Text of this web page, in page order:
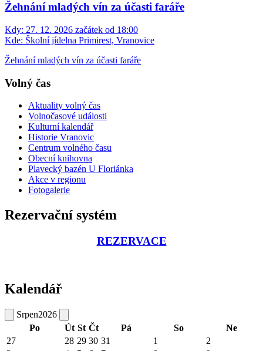
Žehnání mladých vín za účasti faráře
Kdy: 27. 12. 2026 začátek od 18:00
Kde: Školní jídelna Primirest, Vranovice
Žehnání mladých vín za účasti faráře
Volný čas
Aktuality volný čas
Volnočasové události
Kulturní kalendář
Historie Vranovic
Centrum volného času
Obecní knihovna
Plavecký bazén U Floriánka
Akce v regionu
Fotogalerie
Rezervační systém
REZERVACE
Kalendář
Srpen2026
Po
Út St Čt Pá So
Ne
27
28 29 30 31 1
2